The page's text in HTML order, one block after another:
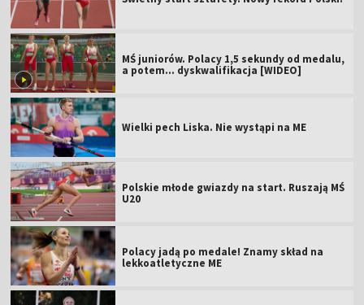
MŚ juniorów. Polacy 1,5 sekundy od medalu,
a potem... dyskwalifikacja [WIDEO]
Wielki pech Liska. Nie wystąpi na ME
Polskie młode gwiazdy na start. Ruszają MŚ
U20
Polacy jadą po medale! Znamy skład na
lekkoatletyczne ME